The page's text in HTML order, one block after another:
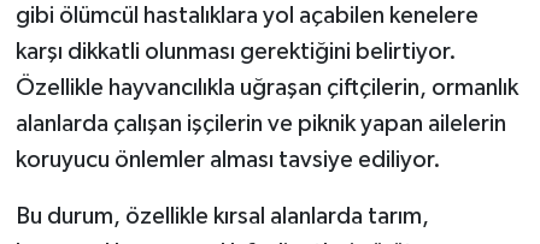
gibi ölümcül hastalıklara yol açabilen kenelere
karşı dikkatli olunması gerektiğini belirtiyor.
Özellikle hayvancılıkla uğraşan çiftçilerin, ormanlık
alanlarda çalışan işçilerin ve piknik yapan ailelerin
koruyucu önlemler alması tavsiye ediliyor.
Bu durum, özellikle kırsal alanlarda tarım,
TEKNOLOJİ
YAŞAM
KÜLTÜR SANAT